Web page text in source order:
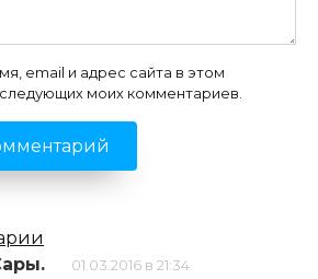
email и адрес сайта в этом
моих комментариев.
01.03.2016 в 21:34